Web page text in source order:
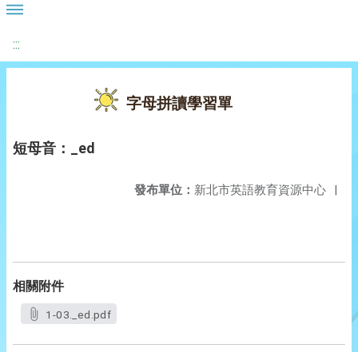
:::
字母拼讀學習單
短母音：_ed
發布單位： 新北市英語教育資源中心 |
相關附件
1-03._ed.pdf